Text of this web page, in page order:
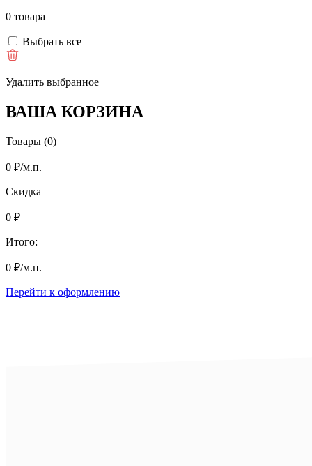
0 товара
Выбрать все
Удалить выбранное
ВАША КОРЗИНА
Товары (0)
0 ₽/м.п.
Скидка
0 ₽
Итого:
0 ₽/м.п.
Перейти к оформлению